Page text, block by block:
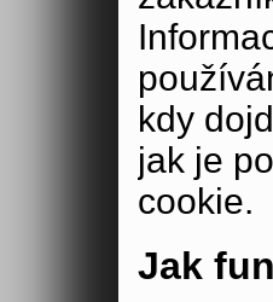
kdy
jak je
cookie.
Jak